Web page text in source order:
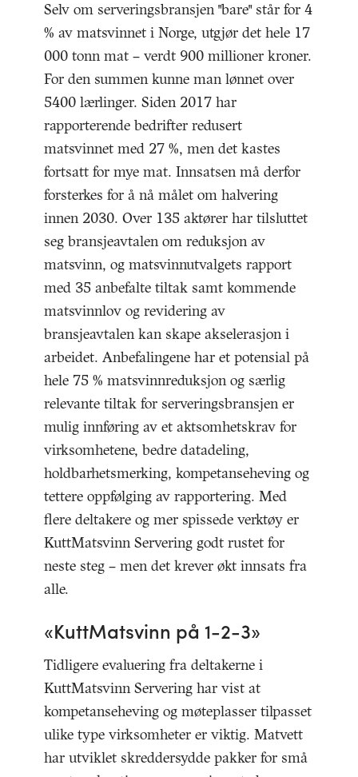
Selv om serveringsbransjen "bare" står for 4
% av matsvinnet i Norge, utgjør det hele 17
000 tonn mat – verdt 900 millioner kroner.
For den summen kunne man lønnet over
5400 lærlinger. Siden 2017 har
rapporterende bedrifter redusert
matsvinnet med 27 %, men det kastes
fortsatt for mye mat. Innsatsen må derfor
forsterkes for å nå målet om halvering
innen 2030. Over 135 aktører har tilsluttet
seg bransjeavtalen om reduksjon av
matsvinn, og matsvinnutvalgets rapport
med 35 anbefalte tiltak samt kommende
matsvinnlov og revidering av
bransjeavtalen kan skape akselerasjon i
arbeidet. Anbefalingene har et potensial på
hele 75 % matsvinnreduksjon og særlig
relevante tiltak for serveringsbransjen er
mulig innføring av et aktsomhetskrav for
virksomhetene, bedre datadeling,
holdbarhetsmerking, kompetanseheving og
tettere oppfølging av rapportering. Med
flere deltakere og mer spissede verktøy er
KuttMatsvinn Servering godt rustet for
neste steg – men det krever økt innsats fra
alle.
«KuttMatsvinn på 1-2-3»
Tidligere evaluering fra deltakerne i
KuttMatsvinn Servering har vist at
kompetanseheving og møteplasser tilpasset
ulike type virksomheter er viktig. Matvett
har utviklet skreddersydde pakker for små